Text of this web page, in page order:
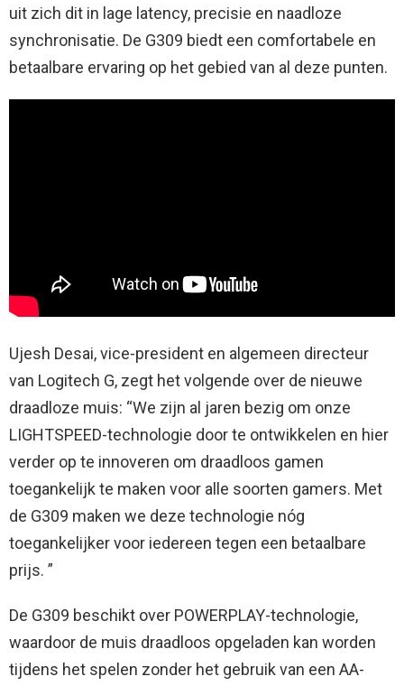
uit zich dit in lage latency, precisie en naadloze
synchronisatie. De G309 biedt een comfortabele en
betaalbare ervaring op het gebied van al deze punten.
Ujesh Desai, vice-president en algemeen directeur
van Logitech G, zegt het volgende over de nieuwe
draadloze muis: “We zijn al jaren bezig om onze
LIGHTSPEED-technologie door te ontwikkelen en hier
verder op te innoveren om draadloos gamen
toegankelijk te maken voor alle soorten gamers. Met
de G309 maken we deze technologie nóg
toegankelijker voor iedereen tegen een betaalbare
prijs. ”
De G309 beschikt over POWERPLAY-technologie,
waardoor de muis draadloos opgeladen kan worden
tijdens het spelen zonder het gebruik van een AA-